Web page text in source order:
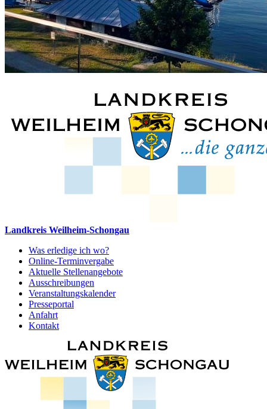
Landkreis Weilheim-Schongau
Was erledige ich wo?
Online-Terminvergabe
Aktuelle Stellenangebote
Ausschreibungen
Veranstaltungskalender
Presseportal
Anfahrt
Kontakt